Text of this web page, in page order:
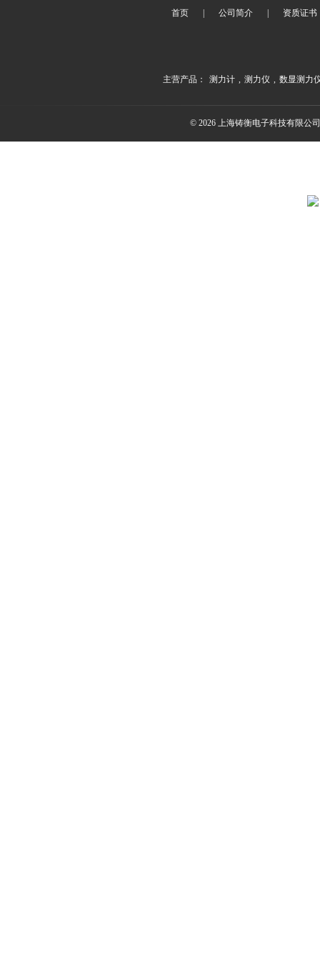
首页 公司简介 资质证书
主营产品： 测力计 , 测力仪 , 数显测力
© 2026 上海铸衡电子科技有限公